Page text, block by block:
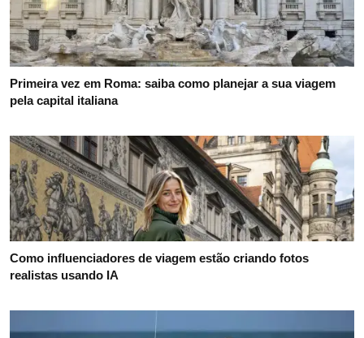
Primeira vez em Roma: saiba como planejar a sua viagem
pela capital italiana
Como influenciadores de viagem estão criando fotos
realistas usando IA